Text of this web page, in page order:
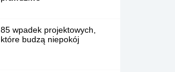
85 wpadek projektowych,
które budzą niepokój